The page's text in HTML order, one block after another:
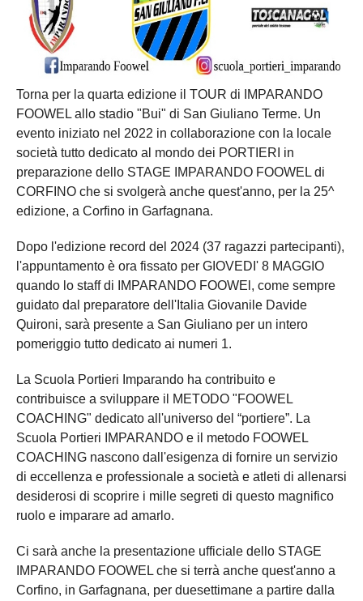
Torna per la quarta edizione il TOUR di IMPARANDO
FOOWEL allo stadio "Bui" di San Giuliano Terme. Un
evento iniziato nel 2022 in collaborazione con la locale
società tutto dedicato al mondo dei PORTIERI in
preparazione dello STAGE IMPARANDO FOOWEL di
CORFINO che si svolgerà anche quest'anno, per la 25^
edizione, a Corfino in Garfagnana.
Dopo l'edizione record del 2024 (37 ragazzi partecipanti),
l'appuntamento è ora fissato per GIOVEDI' 8 MAGGIO
quando lo staff di IMPARANDO FOOWEl, come sempre
guidato dal preparatore dell'Italia Giovanile Davide
Quironi, sarà presente a San Giuliano per un intero
pomeriggio tutto dedicato ai numeri 1.
La Scuola Portieri Imparando ha contribuito e
contribuisce a sviluppare il METODO "FOOWEL
COACHING" dedicato all'universo del “portiere”. La
Scuola Portieri IMPARANDO e il metodo FOOWEL
COACHING nascono dall'esigenza di fornire un servizio
di eccellenza e professionale a società e atleti di allenarsi
desiderosi di scoprire i mille segreti di questo magnifico
ruolo e imparare ad amarlo.
Ci sarà anche la presentazione ufficiale dello STAGE
IMPARANDO FOOWEL che si terrà anche quest'anno a
Corfino, in Garfagnana, per duesettimane a partire dalla